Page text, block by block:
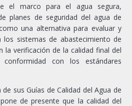
el marco para el agua segura,
planes de seguridad del agua de
una alternativa para evaluar y
sistemas de abastecimiento de
la verificación de la calidad final del
con los estándares
sus Guías de Calidad del Agua de
de presente que la calidad del